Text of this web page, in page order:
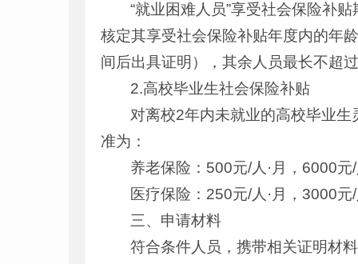
“就业困难人员”享受社会保险补
核定其享受社会保险补贴年度内的年
间后出具证明），其余人员最长不超
2.高校毕业生社会保险补贴
对离校2年内未就业的高校毕业
准为：
养老保险：500元/人·月，6000元
医疗保险：250元/人·月，3000元
三、申请材料
符合条件人员，携带相关证明材